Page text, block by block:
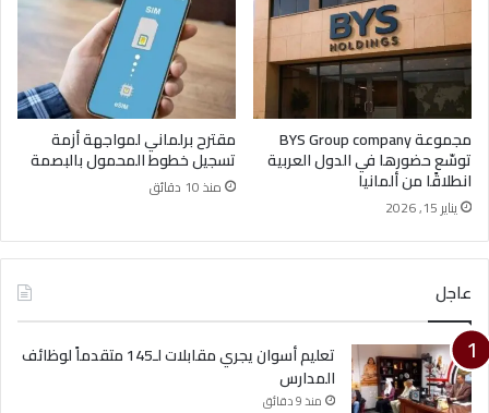
مجموعة BYS Group company
توسّع حضورها في الدول العربية
انطلاقًا من ألمانيا
يناير 15, 2026
مقترح برلماني لمواجهة أزمة
تسجيل خطوط المحمول بالبصمة
منذ 10 دقائق
عاجل
تعليم أسوان يجري مقابلات لـ145 متقدماً لوظائف
المدارس
منذ 9 دقائق